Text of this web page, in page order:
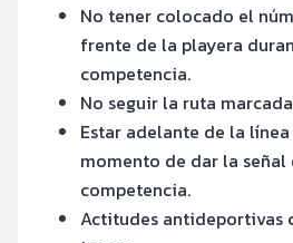
No tener colocado el
frente de la playera
competencia.
No seguir la ruta
Estar adelante de la
momento de dar la
competencia.
Actitudes antideportivas